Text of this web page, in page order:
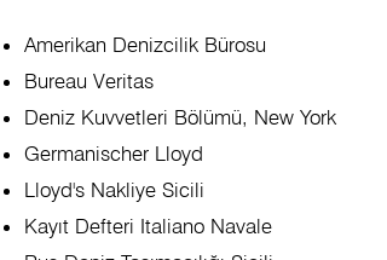
Amerikan Denizcilik Bürosu
Bureau Veritas
Deniz Kuvvetleri Bölümü, New York
Germanischer Lloyd
Lloyd's Nakliye Sicili
Kayıt Defteri Italiano Navale